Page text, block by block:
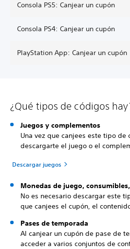
Consola PS5: Canjear un cupón
Consola PS4: Canjear un cupón
PlayStation App: Canjear un cupón
¿Qué tipos de códigos
Juegos y complementos
Una vez que canjees este tipo de
descargarte el juego o el
Descargar juegos
Monedas de juego,
No es necesario descargar este
que canjees el cupón, el
Pases de temporada
Al canjear un cupón de pase de
acceder a varios conjuntos de